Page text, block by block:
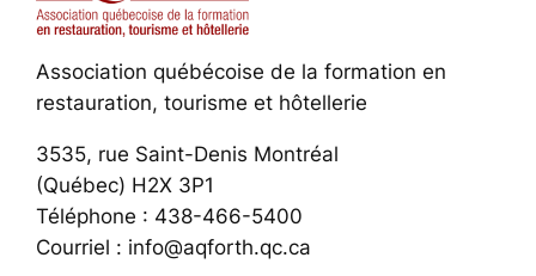
Association québécoise de la formation en
restauration, tourisme et hôtellerie
3535, rue Saint-Denis Montréal
(Québec) H2X 3P1
Téléphone : 438-466-5400
Courriel : info@aqforth.qc.ca